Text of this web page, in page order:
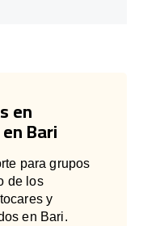
en
Bari
para grupos
de los
y
en Bari.